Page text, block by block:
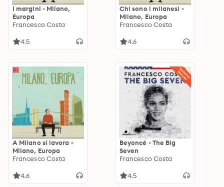
I margini - Milano,
Europa
Francesco Costa
4.5
Chi sono i milanesi -
Milano, Europa
Francesco Costa
4.6
A Milano si lavora -
Milano, Europa
Francesco Costa
4.6
Beyoncé - The Big
Seven
Francesco Costa
4.5